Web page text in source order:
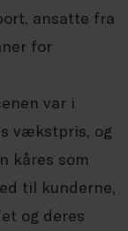
ansatte fra
for
var i
vækstpris, og
kåres som
til kunderne,
og deres